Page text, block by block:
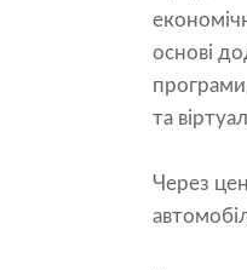
основі
та
Через